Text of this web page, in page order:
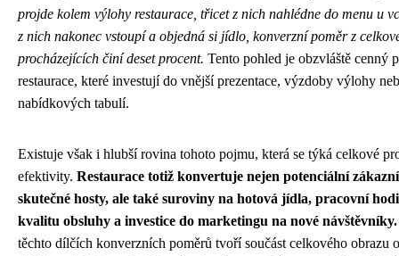
projde kolem výlohy restaurace, třicet z nich nahlédne do menu u
z nich nakonec vstoupí a objedná si jídlo, konverzní poměr z
procházejících činí deset procent. Tento pohled je obzvláště cenný
restaurace, které investují do vnější prezentace, výzdoby výlohy
nabídkových tabulí.
Existuje však i hlubší rovina tohoto pojmu, která se týká celkové
efektivity. Restaurace totiž konvertuje nejen potenciální
skutečné hosty, ale také suroviny na hotová jídla, pracovní
kvalitu obsluhy a investice do marketingu na nové návštěvníky.
těchto dílčích konverzních poměrů tvoří součást celkového obrazu